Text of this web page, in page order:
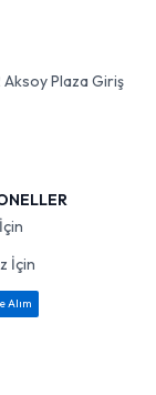
Aksoy Plaza Giriş
İçin
Alım